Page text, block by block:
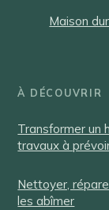
Maison
À DÉCOUVRIR
Transformer un
travaux à
Nettoyer,
les abîmer